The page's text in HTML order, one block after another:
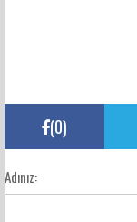
(0)
Adınız: